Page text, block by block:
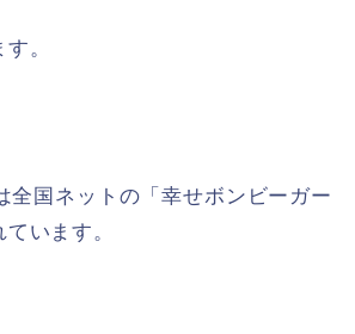
。
全国ネットの「幸せボンビーガー
います。